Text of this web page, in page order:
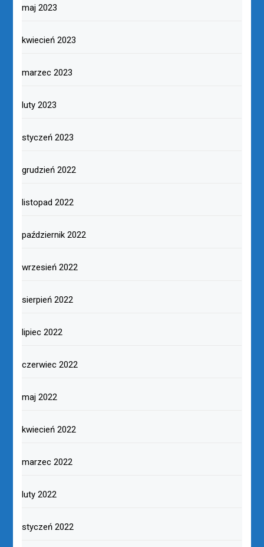
maj 2023
kwiecień 2023
marzec 2023
luty 2023
styczeń 2023
grudzień 2022
listopad 2022
październik 2022
wrzesień 2022
sierpień 2022
lipiec 2022
czerwiec 2022
maj 2022
kwiecień 2022
marzec 2022
luty 2022
styczeń 2022